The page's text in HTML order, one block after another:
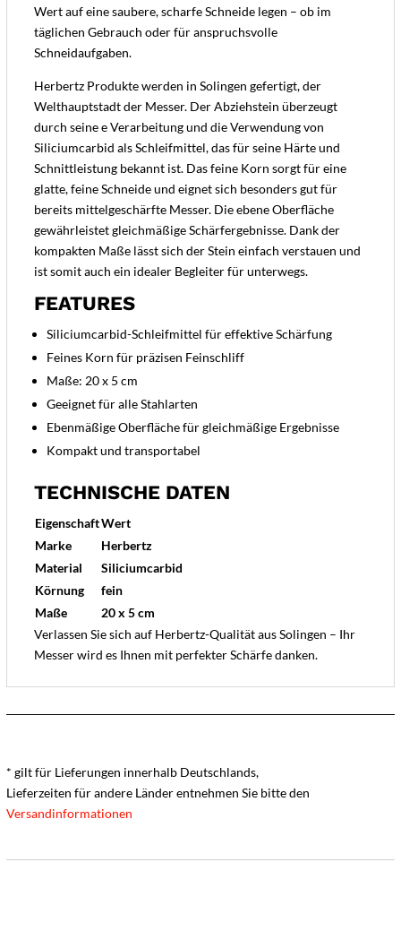
Wert auf eine saubere, scharfe Schneide legen – ob im
täglichen Gebrauch oder für anspruchsvolle
Schneidaufgaben.
Herbertz Produkte werden in Solingen gefertigt, der
Welthauptstadt der Messer. Der Abziehstein überzeugt
durch seine e Verarbeitung und die Verwendung von
Siliciumcarbid als Schleifmittel, das für seine Härte und
Schnittleistung bekannt ist. Das feine Korn sorgt für eine
glatte, feine Schneide und eignet sich besonders gut für
bereits mittelgeschärfte Messer. Die ebene Oberfläche
gewährleistet gleichmäßige Schärfergebnisse. Dank der
kompakten Maße lässt sich der Stein einfach verstauen und
ist somit auch ein idealer Begleiter für unterwegs.
FEATURES
Siliciumcarbid-Schleifmittel für effektive Schärfung
Feines Korn für präzisen Feinschliff
Maße: 20 x 5 cm
Geeignet für alle Stahlarten
Ebenmäßige Oberfläche für gleichmäßige Ergebnisse
Kompakt und transportabel
TECHNISCHE DATEN
EigenschaftWert
Marke
Herbertz
Material
Siliciumcarbid
Körnung
fein
Maße
20 x 5 cm
Verlassen Sie sich auf Herbertz-Qualität aus Solingen – Ihr
Messer wird es Ihnen mit perfekter Schärfe danken.
* gilt für Lieferungen innerhalb Deutschlands,
Lieferzeiten für andere Länder entnehmen Sie bitte den
Versandinformationen